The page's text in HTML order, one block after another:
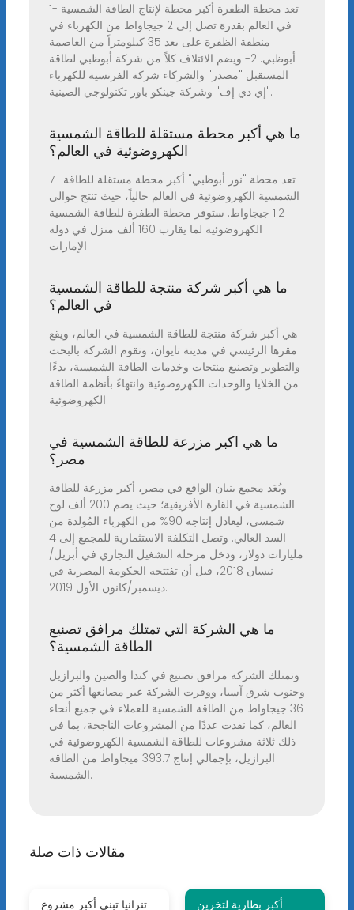
1- تعد محطة الظفرة أكبر محطة لإنتاج الطاقة الشمسية
في العالم بقدرة تصل إلى 2 جيجاواط من الكهرباء في
منطقة الظفرة على بعد 35 كيلومتراً من العاصمة
أبوظبي. 2- ويضم الائتلاف كلاً من شركة أبوظبي لطاقة
المستقبل "مصدر" والشركاء شركة الفرنسية للكهرباء
"إي دي إف" وشركة جينكو باور تكنولوجي الصينية.
ما هي أكبر محطة مستقلة للطاقة الشمسية
الكهروضوئية في العالم؟
7- تعد محطة "نور أبوظبي" أكبر محطة مستقلة للطاقة
الشمسية الكهروضوئية في العالم حالياً، حيث تنتج حوالي
1.2 جيجاواط. ستوفر محطة الظفرة للطاقة الشمسية
الكهروضوئية لما يقارب 160 ألف منزل في دولة
الإمارات.
ما هي أكبر شركة منتجة للطاقة الشمسية
في العالم؟
هي أكبر شركة منتجة للطاقة الشمسية في العالم، ويقع
مقرها الرئيسي في مدينة تايوان، وتقوم الشركة بالبحث
والتطوير وتصنيع منتجات وخدمات الطاقة الشمسية، بدءًا
من الخلايا والوحدات الكهروضوئية وانتهاءً بأنظمة الطاقة
الكهروضوئية.
ما هي اكبر مزرعة للطاقة الشمسية في
مصر؟
ويُعَد مجمع بنبان الواقع في مصر، أكبر مزرعة للطاقة
الشمسية في القارة الأفريقية؛ حيث يضم 200 ألف لوح
شمسي، ليعادل إنتاجه 90% من الكهرباء المُولدة من
السد العالي. وتصل التكلفة الاستثمارية للمجمع إلى 4
مليارات دولار، ودخل مرحلة التشغيل التجاري في أبريل/
نيسان 2018، قبل أن تفتتحه الحكومة المصرية في
ديسمبر/كانون الأول 2019.
ما هي الشركة التي تمتلك مرافق تصنيع
الطاقة الشمسية؟
وتمتلك الشركة مرافق تصنيع في كندا والصين والبرازيل
وجنوب شرق آسيا، ووفرت الشركة عبر مصانعها أكثر من
36 جيجاواط من الطاقة الشمسية للعملاء في جميع أنحاء
العالم، كما نفذت عددًا من المشروعات الناجحة، بما في
ذلك ثلاثة مشروعات للطاقة الشمسية الكهروضوئية في
البرازيل، بإجمالي إنتاج 393.7 ميجاواط من الطاقة
الشمسية.
مقالات ذات صلة
تنزانيا تبني أكبر مشروع أكبر بطارية لتخزين